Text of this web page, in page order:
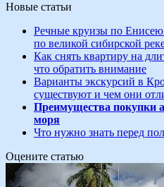
Новые статьи
Речные круизы по
по великой сибирской
Как снять квартиру на
что обратить внимание
Варианты экскурсий в
существуют и чем они
Преимущества покупки
моря
Что нужно знать перед
Оцените статью